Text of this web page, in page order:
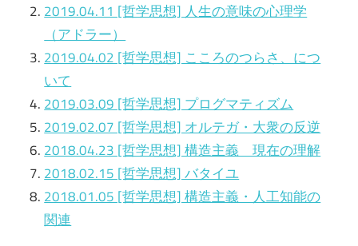
2019.04.11 [哲学思想] 人生の意味の心理学
（アドラー）
2019.04.02 [哲学思想] こころのつらさ、につ
いて
2019.03.09 [哲学思想] プログマティズム
2019.02.07 [哲学思想] オルテガ・大衆の反逆
2018.04.23 [哲学思想] 構造主義 現在の理解
2018.02.15 [哲学思想] バタイユ
2018.01.05 [哲学思想] 構造主義・人工知能の
関連